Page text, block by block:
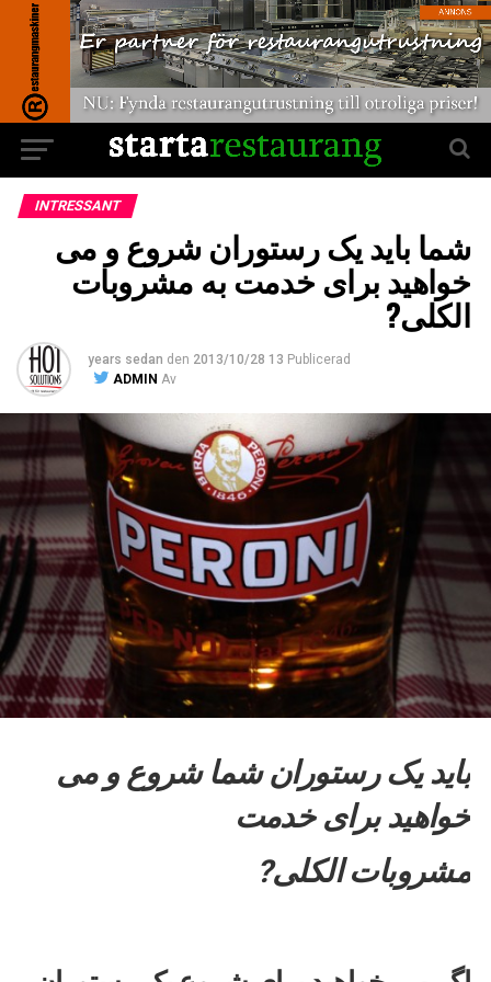
INTRESSANT
شما باید یک رستوران شروع و می
خواهید برای خدمت به مشروبات
الکلی?
Publicerad
13 years sedan
den 2013/10/28
Av
ADMIN
باید یک رستوران شما شروع و می
خواهید برای خدمت
مشروبات الکلی?